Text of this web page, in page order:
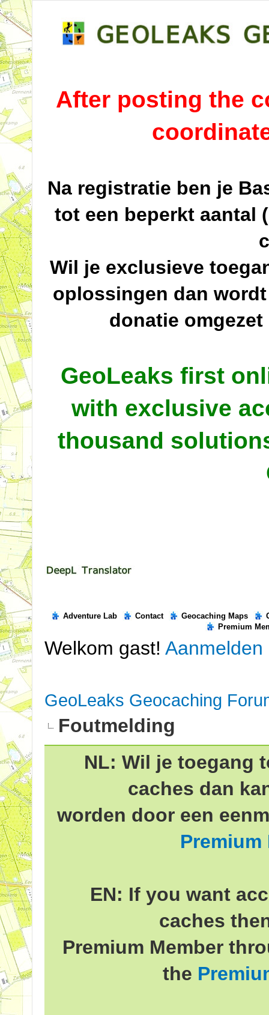
After posting the
Na registratie ben je
tot een beperkt aantal
Wil je exclusieve
oplossingen dan
donatie omgezet
GeoLeaks first
with exclusive
thousand
Adventure Lab Contact Geocaching Maps
Premium
Welkom gast! Aanmelden
GeoLeaks Geocaching
Foutmelding
NL: Wil je toegang
caches dan
worden door een
Premium
EN: If you want
caches
Premium Member
the